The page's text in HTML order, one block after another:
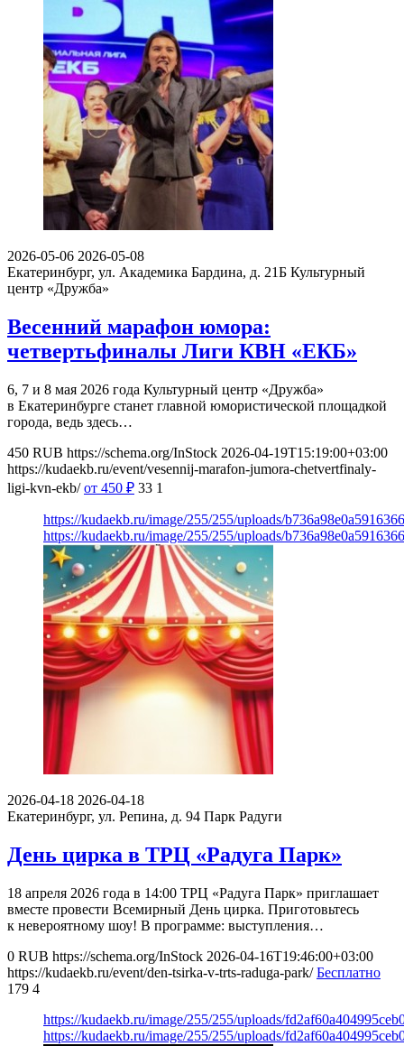
2026-05-06 2026-05-08
Екатеринбург, ул. Академика Бардина, д. 21Б Культурный
центр «Дружба»
Весенний марафон юмора:
четвертьфиналы Лиги КВН «ЕКБ»
6, 7 и 8 мая 2026 года Культурный центр «Дружба»
в Екатеринбурге станет главной юмористической площадкой
города, ведь здесь…
450 RUB https://schema.org/InStock 2026-04-19T15:19:00+03:00
https://kudaekb.ru/event/vesennij-marafon-jumora-chetvertfinaly-
ligi-kvn-ekb/ от 450 ₽ 33 1
https://kudaekb.ru/image/255/255/uploads/
https://kudaekb.ru/image/255/255/uploads/
2026-04-18 2026-04-18
Екатеринбург, ул. Репина, д. 94 Парк Радуги
День цирка в ТРЦ «Радуга Парк»
18 апреля 2026 года в 14:00 ТРЦ «Радуга Парк» приглашает
вместе провести Всемирный День цирка. Приготовьтесь
к невероятному шоу! В программе: выступления…
0 RUB https://schema.org/InStock 2026-04-16T19:46:00+03:00
https://kudaekb.ru/event/den-tsirka-v-trts-raduga-park/ Бесплатно
179 4
https://kudaekb.ru/image/255/255/uploads/
https://kudaekb.ru/image/255/255/uploads/